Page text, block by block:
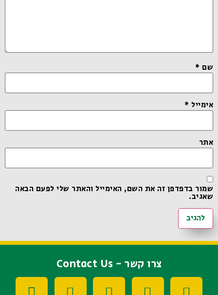
שם *
אימייל *
אתר
שמור בדפדפן זה את השם, האימייל והאתר שלי לפעם הבאה
שאגיב.
צרו קשר - Contact Us